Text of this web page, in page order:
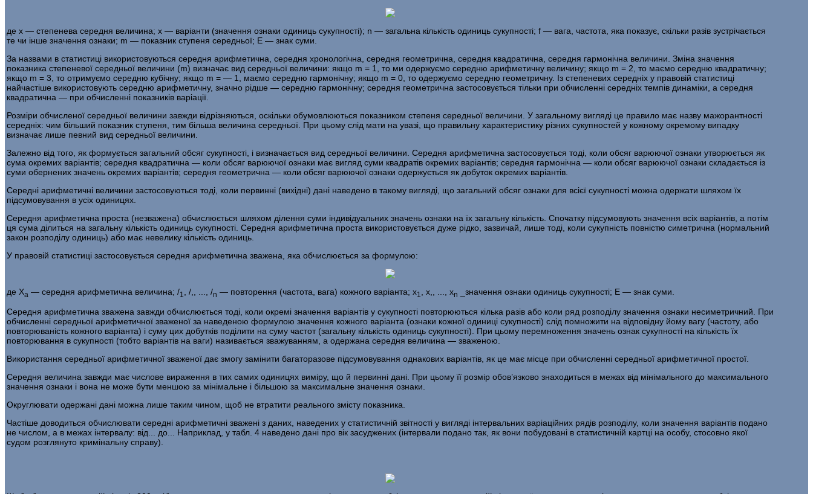
де x — степенева середня величина; x — варіанти (значення озна­ки одиниць сукупності); n — загальна кількість одиниць сукупності; f — вага, частота, яка показує, скільки разів зустрічається
те чи інше значення ознаки; m — показник ступеня середньої; Е — знак суми.
За назвами в статистиці використовуються середня арифметична, середня хронологічна, середня геометрична, середня квадратична, се­редня гармонічна величини. Зміна значення
показника степеневої се­редньої величини (m) визначає вид середньої величини: якщо m = 1, то ми одержуємо середню арифметичну величину; якщо m = 2, то маємо середню квадратичну;
якщо m = 3, то отримуємо середню ку­бічну; якщо m = — 1, маємо середню гармонічну; якщо m = 0, то одержуємо середню геометричну. Із степеневих середніх у правовій статистиці
найчастіше використовують середню арифметичну, значно рідше — середню гармонічну; середня геометрична застосовується тільки при обчисленні середніх темпів динаміки, а середня
квадратич­на — при обчисленні показників варіації.
Розміри обчисленої середньої величини завжди відрізняються, оскіль­ки обумовлюються показником степеня середньої величини. У загально­му вигляді це правило має назву мажорантності
середніх: чим більший показник ступеня, тим більша величина середньої. При цьому слід мати на увазі, що правильну характеристику різних сукупностей у кожному окремому випадку
визначає лише певний вид середньої величини.
Залежно від того, як формується загальний обсяг сукупності, і визначається вид середньої величини. Середня арифметична засто­совується тоді, коли обсяг варюючої ознаки утворюється як
сума окре­мих варіантів; середня квадратична — коли обсяг варюючої ознаки має вигляд суми квадратів окремих варіантів; середня гармонічна — коли обсяг варюючої ознаки складається із
суми обернених значень окремих варіантів; середня геометрична — коли обсяг варюючої ознаки одер­жується як добуток окремих варіантів.
Середні арифметичні величини застосовуються тоді, коли первин­ні (вихідні) дані наведено в такому вигляді, що загальний обсяг ознаки для всієї сукупності можна одержати шляхом їх
підсумовування в усіх одиницях.
Середня арифметична проста (незважена) обчислюється шляхом ділення суми індивідуальних значень ознаки на їх загальну кількість. Спочатку підсумовують значення всіх варіантів, а потім
ця сума ді­литься на загальну кількість одиниць сукупності. Середня арифметич­на проста використовується дуже рідко, зазвичай, лише тоді, коли су­купність повністю симетрична (нормальний
закон розподілу одиниць) або має невелику кількість одиниць.
У правовій статистиці застосовується середня арифметична зваже­на, яка обчислюється за формулою:
де Xa — середня арифметична величина; /1 , /,, ..., /n — повто­рення (частота, вага) кожного варіанта; x1 , x,, ..., xn _значення ознаки одиниць сукупності; Е — знак суми.
Середня арифметична зважена завжди обчислюється тоді, коли окремі значення варіантів у сукупності повторюються кілька разів або коли ряд розподілу значення ознаки несиметричний. При
обчисленні середньої арифметичної зваженої за наведеною формулою значення кожного варіанта (ознаки кожної одиниці сукупності) слід помножити на відповідну йому вагу (частоту, або
повторюваність кожного варіанта) і суму цих добутків поділити на суму частот (загальну кількість одиниць сукупності). При цьому перемноження значень ознак сукупності на кількість їх
повторювання в сукупності (тобто варіантів на ваги) нази­вається зважуванням, а одержана середня величина — зваженою.
Використання середньої арифметичної зваженої дає змогу заміни­ти багаторазове підсумовування однакових варіантів, як це має місце при обчисленні середньої арифметичної простої.
Середня величина завжди має числове вираження в тих самих одиницях виміру, що й первинні дані. При цьому її розмір обов’язково знаходиться в межах від мінімального до максимального
значення ознаки і вона не може бути меншою за мінімальне і більшою за мак­симальне значення ознаки.
Округлювати одержані дані можна лише таким чином, щоб не втратити реального змісту показника.
Частіше доводиться обчислювати середні арифметичні зважені з да­них, наведених у статистичній звітності у вигляді інтервальних варіа­ційних рядів розподілу, коли значення варіантів подано
не числом, а в межах інтервалу: від... до... Наприклад, у табл. 4 наведено дані про вік засуджених (інтервали подано так, як вони побудовані в статистичній картці на особу, стосовно якої
судом розглянуто кримінальну справу).